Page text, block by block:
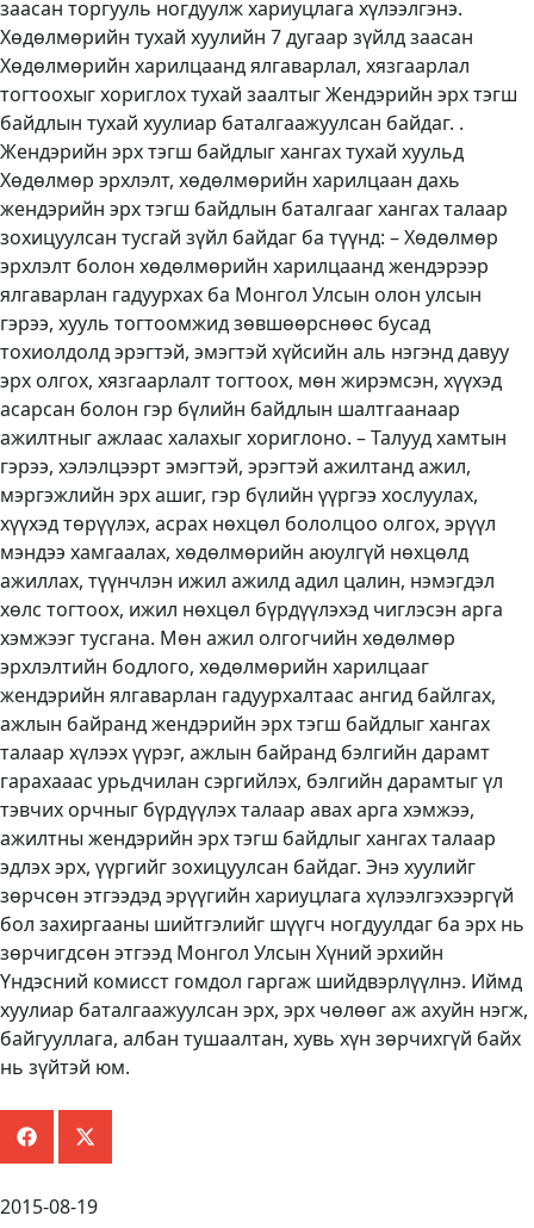
заасан торгууль ногдуулж хариуцлага хүлээлгэнэ.
Хөдөлмөрийн тухай хуулийн 7 дугаар зүйлд заасан
Хөдөлмөрийн харилцаанд ялгаварлал, хязгаарлал
тогтоохыг хориглох тухай заалтыг Жендэрийн эрх тэгш
байдлын тухай хуулиар баталгаажуулсан байдаг. .
Жендэрийн эрх тэгш байдлыг хангах тухай хуульд
Хөдөлмөр эрхлэлт, хөдөлмөрийн харилцаан дахь
жендэрийн эрх тэгш байдлын баталгааг хангах талаар
зохицуулсан тусгай зүйл байдаг ба түүнд: – Хөдөлмөр
эрхлэлт болон хөдөлмөрийн харилцаанд жендэрээр
ялгаварлан гадуурхах ба Монгол Улсын олон улсын
гэрээ, хууль тогтоомжид зөвшөөрснөөс бусад
тохиолдолд эрэгтэй, эмэгтэй хүйсийн аль нэгэнд давуу
эрх олгох, хязгаарлалт тогтоох, мөн жирэмсэн, хүүхэд
асарсан болон гэр бүлийн байдлын шалтгаанаар
ажилтныг ажлаас халахыг хориглоно. – Талууд хамтын
гэрээ, хэлэлцээрт эмэгтэй, эрэгтэй ажилтанд ажил,
мэргэжлийн эрх ашиг, гэр бүлийн үүргээ хослуулах,
хүүхэд төрүүлэх, асрах нөхцөл бололцоо олгох, эрүүл
мэндээ хамгаалах, хөдөлмөрийн аюулгүй нөхцөлд
ажиллах, түүнчлэн ижил ажилд адил цалин, нэмэгдэл
хөлс тогтоох, ижил нөхцөл бүрдүүлэхэд чиглэсэн арга
хэмжээг тусгана. Мөн ажил олгогчийн хөдөлмөр
эрхлэлтийн бодлого, хөдөлмөрийн харилцааг
жендэрийн ялгаварлан гадуурхалтаас ангид байлгах,
ажлын байранд жендэрийн эрх тэгш байдлыг хангах
талаар хүлээх үүрэг, ажлын байранд бэлгийн дарамт
гарахааас урьдчилан сэргийлэх, бэлгийн дарамтыг үл
тэвчих орчныг бүрдүүлэх талаар авах арга хэмжээ,
ажилтны жендэрийн эрх тэгш байдлыг хангах талаар
эдлэх эрх, үүргийг зохицуулсан байдаг. Энэ хуулийг
зөрчсөн этгээдэд эрүүгийн хариуцлага хүлээлгэхээргүй
бол захиргааны шийтгэлийг шүүгч ногдуулдаг ба эрх нь
зөрчигдсөн этгээд Монгол Улсын Хүний эрхийн
Үндэсний комисст гомдол гаргаж шийдвэрлүүлнэ. Иймд
хуулиар баталгаажуулсан эрх, эрх чөлөөг аж ахуйн нэгж,
байгууллага, албан тушаалтан, хувь хүн зөрчихгүй байх
нь зүйтэй юм.
2015-08-19